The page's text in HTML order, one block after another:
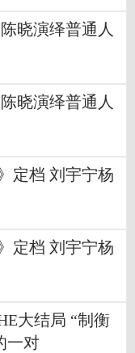
晓演绎普通人
晓演绎普通人
定档 刘宇宁杨
定档 刘宇宁杨
大结局 “制衡
一对